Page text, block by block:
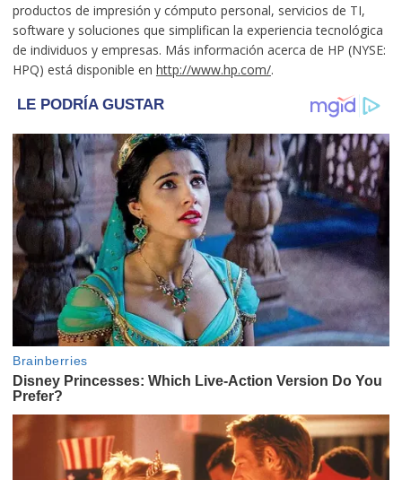
productos de impresión y cómputo personal, servicios de TI,
software y soluciones que simplifican la experiencia tecnológica
de individuos y empresas. Más información acerca de HP (NYSE:
HPQ) está disponible en http://www.hp.com/.